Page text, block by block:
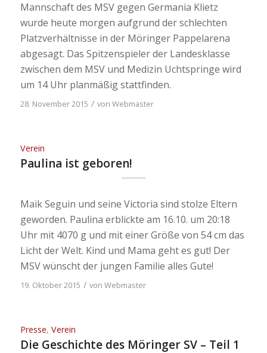
Mannschaft des MSV gegen Germania Klietz
wurde heute morgen aufgrund der schlechten
Platzverhältnisse in der Möringer Pappelarena
abgesagt. Das Spitzenspieler der Landesklasse
zwischen dem MSV und Medizin Uchtspringe wird
um 14 Uhr planmäßig stattfinden.
28. November 2015 / von Webmaster
Verein
Paulina ist geboren!
Maik Seguin und seine Victoria sind stolze Eltern
geworden. Paulina erblickte am 16.10. um 20:18
Uhr mit 4070 g und mit einer Größe von 54 cm das
Licht der Welt. Kind und Mama geht es gut! Der
MSV wünscht der jungen Familie alles Gute!
19. Oktober 2015 / von Webmaster
Presse, Verein
Die Geschichte des Möringer SV – Teil 1